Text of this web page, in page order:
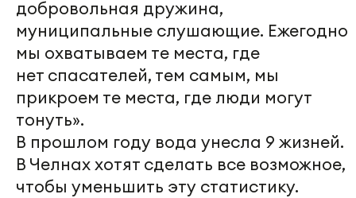
добровольная дружина,
муниципальные слушающие. Ежегодно
мы охватываем те места, где
нет спасателей, тем самым, мы
прикроем те места, где люди могут
тонуть».
В прошлом году вода унесла 9 жизней.
В Челнах хотят сделать все возможное,
чтобы уменьшить эту статистику.